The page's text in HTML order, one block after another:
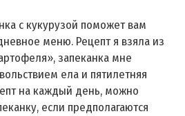
с кукурузой поможет вам
меню. Рецепт я взяла из
запеканка мне
ела и пятилетняя
на каждый день, можно
если предполагаются